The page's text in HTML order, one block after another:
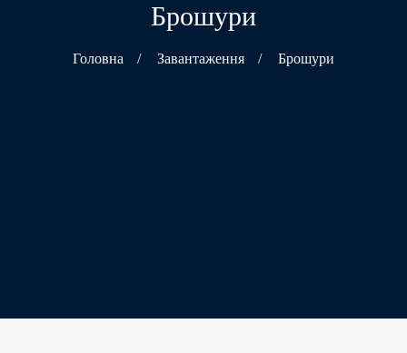
Брошури
Головна / Завантаження / Брошури